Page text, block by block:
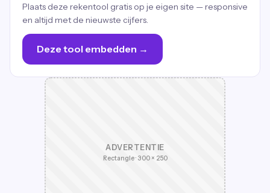
Plaats deze rekentool gratis op je eigen site — responsive
en altijd met de nieuwste cijfers.
Deze tool embedden →
ADVERTENTIE
Rectangle · 300 × 250